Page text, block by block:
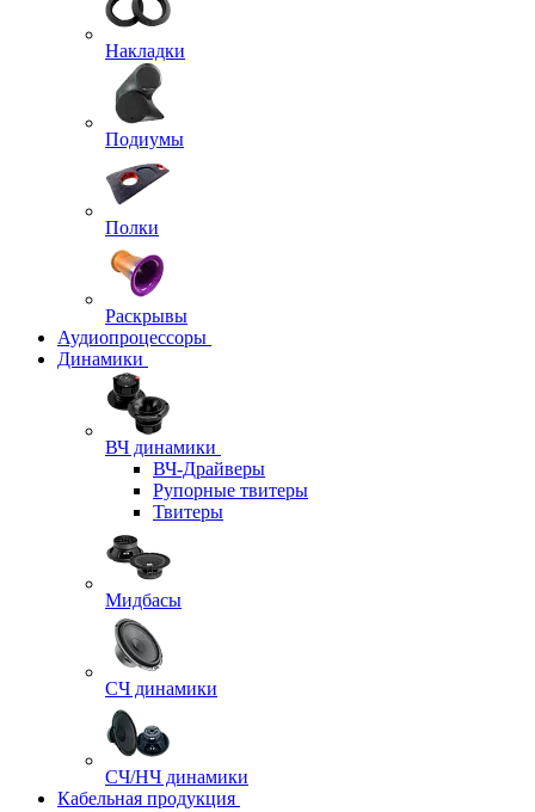
Накладки
Подиумы
Полки
Раскрывы
Аудиопроцессоры
Динамики
ВЧ динамики
ВЧ-Драйверы
Рупорные твитеры
Твитеры
Мидбасы
СЧ динамики
СЧ/НЧ динамики
Кабельная продукция